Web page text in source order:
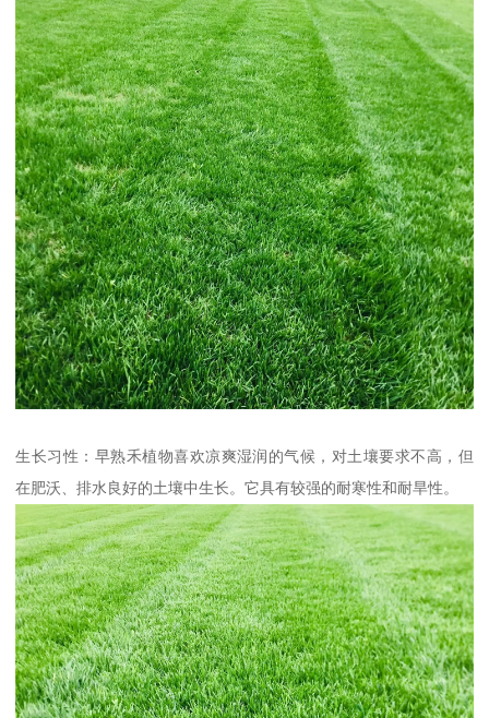
生长习性：早熟禾植物喜欢凉爽湿润的气候，对土壤要求不高，但
在肥沃、排水良好的土壤中生长。它具有较强的耐寒性和耐旱性。